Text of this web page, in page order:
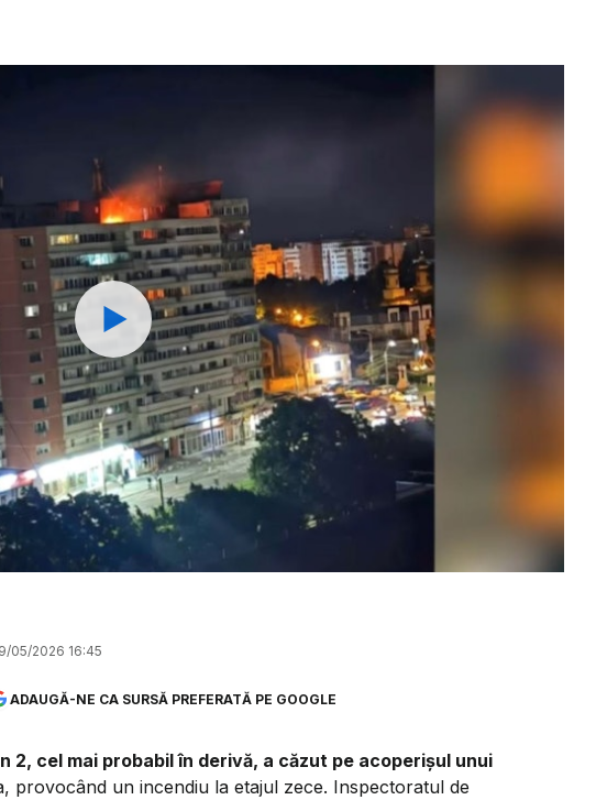
Watch
05/2026 16:45
ADAUGĂ-NE CA SURSĂ PREFERATĂ PE GOOGLE
2, cel mai probabil în derivă, a căzut pe acoperișul unui
provocând un incendiu la etajul zece. Inspectoratul de